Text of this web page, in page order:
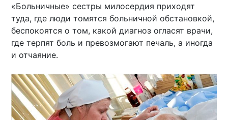
«Больничные» сестры милосердия приходят
туда, где люди томятся больничной обстановкой,
беспокоятся о том, какой диагноз огласят врачи,
где терпят боль и превозмогают печаль, а иногда
и отчаяние.